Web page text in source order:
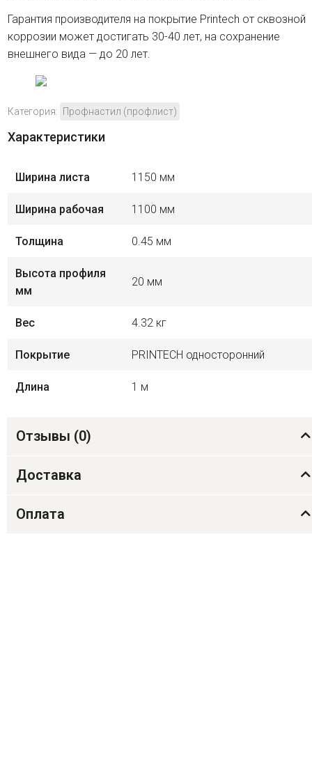
Гарантия производителя на покрытие Printech от сквозной
коррозии может достигать 30-40 лет, на сохранение
внешнего вида — до 20 лет.
Категория: Профнастил (профлист)
Характеристики
Ширина листа 1150 мм
Ширина рабочая 1100 мм
Толщина 0.45 мм
Высота профиля
мм
20 мм
Вес 4.32 кг
Покрытие PRINTECH односторонний
Длина 1 м
Отзывы (0)
Доставка
Оплата